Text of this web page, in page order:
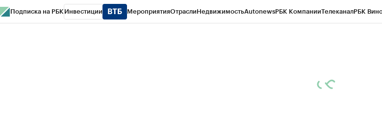
Подписка на РБК Инвестиции МероприятияОтраслиНедвижимостьAutonewsРБК КомпанииТелеканалРБК